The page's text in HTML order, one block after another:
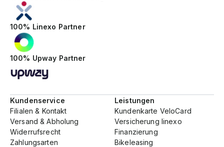
100% Upway Partner
100% Linexo Partner
Kundenservice
Filialen & Kontakt
Versand & Abholung
Widerrufsrecht
Zahlungsarten
Leistungen
Kundenkarte VeloCard
Versicherung linexo
Finanzierung
Bikeleasing